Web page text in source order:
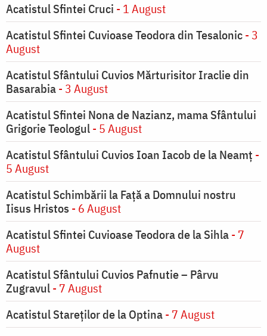
Acatistul Sfintei Cruci - 1 August
Acatistul Sfintei Cuvioase Teodora din Tesalonic- 3
August
Acatistul Sfântului Cuvios Mărturisitor Iraclie din
Basarabia- 3 August
Acatistul Sfintei Nona de Nazianz, mama Sfântului
Grigorie Teologul- 5 August
Acatistul Sfântului Cuvios Ioan Iacob de la Neamț -
5 August
Acatistul Schimbării la Faţă a Domnului nostru
Iisus Hristos - 6 August
Acatistul Sfintei Cuvioase Teodora de la Sihla- 7
August
Acatistul Sfântului Cuvios Pafnutie – Pârvu
Zugravul- 7 August
Acatistul Stareţilor de la Optina- 7 August